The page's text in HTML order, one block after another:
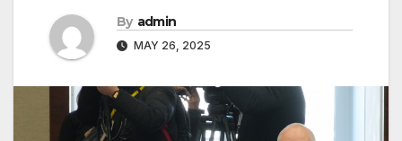
By admin
MAY 26, 2025